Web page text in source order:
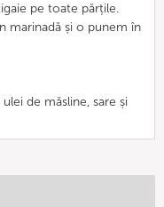
pe toate părțile.
marinadă și o punem în
de măsline, sare și